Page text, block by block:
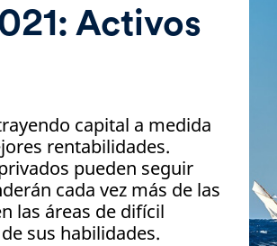
Activos
capital a medida
rentabilidades.
pueden seguir
cada vez más de las
las áreas de difícil
sus habilidades.